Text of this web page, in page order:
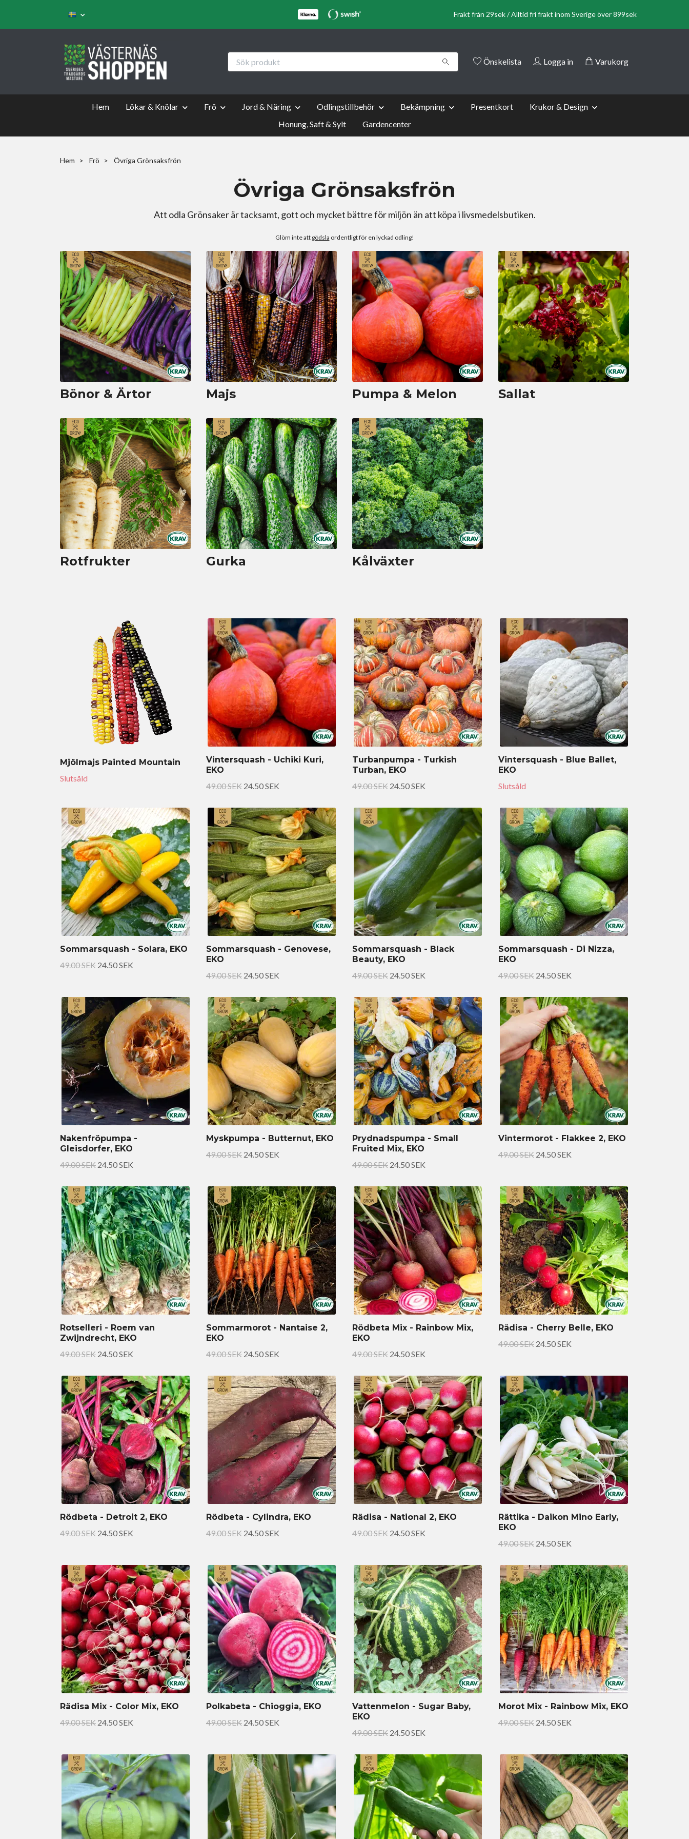
Frakt från 29sek / Alltid fri frakt inom Sverige över 899sek
Önskelista Logga in Varukorg
Hem Lökar & Knölar Frö Jord & Näring Odlingstillbehör Bekämpning Presentkort
Krukor & Design
Honung, Saft & Sylt
Gardencenter
Hem Frö Övriga Grönsaksfrön
Övriga Grönsaksfrön
Att odla Grönsaker är tacksamt, gott och mycket bättre för miljön än att köpa i livsmedelsbutiken.
Glöm inte att gödsla ordentligt för en lyckad odling!
Bönor & Ärtor Majs Pumpa & Melon Sallat
Rotfrukter Gurka Kålväxter
Mjölmajs Painted Mountain
Slutsåld
Vintersquash - Uchiki Kuri,
EKO
49.00 SEK 24.50 SEK
Turbanpumpa - Turkish
Turban, EKO
49.00 SEK 24.50 SEK
Vintersquash - Blue Ballet,
EKO
Slutsåld
Sommarsquash - Solara, EKO
49.00 SEK 24.50 SEK
Sommarsquash - Genovese,
EKO
49.00 SEK 24.50 SEK
Sommarsquash - Black
Beauty, EKO
49.00 SEK 24.50 SEK
Sommarsquash - Di Nizza,
EKO
49.00 SEK 24.50 SEK
Nakenfröpumpa -
Gleisdorfer, EKO
49.00 SEK 24.50 SEK
Myskpumpa - Butternut, EKO
49.00 SEK 24.50 SEK
Prydnadspumpa - Small
Fruited Mix, EKO
49.00 SEK 24.50 SEK
Vintermorot - Flakkee 2, EKO
49.00 SEK 24.50 SEK
Rotselleri - Roem van
Zwijndrecht, EKO
49.00 SEK 24.50 SEK
Sommarmorot - Nantaise 2,
EKO
49.00 SEK 24.50 SEK
Rödbeta Mix - Rainbow Mix,
EKO
49.00 SEK 24.50 SEK
Rädisa - Cherry Belle, EKO
49.00 SEK 24.50 SEK
Rödbeta - Detroit 2, EKO
49.00 SEK 24.50 SEK
Rödbeta - Cylindra, EKO
49.00 SEK 24.50 SEK
Rädisa - National 2, EKO
49.00 SEK 24.50 SEK
Rättika - Daikon Mino Early,
EKO
49.00 SEK 24.50 SEK
Rädisa Mix - Color Mix, EKO
49.00 SEK 24.50 SEK
Polkabeta - Chioggia, EKO
49.00 SEK 24.50 SEK
Vattenmelon - Sugar Baby,
EKO
49.00 SEK 24.50 SEK
Morot Mix - Rainbow Mix, EKO
49.00 SEK 24.50 SEK